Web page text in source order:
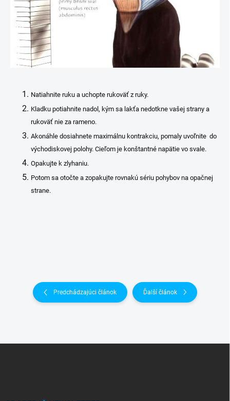
Natiahnite ruku a uchopte rukoväť z ruky.
Kladku potiahnite nadol, kým sa lakťa nedotkne vašej strany a
rukoväť nie za rameno.
Akonáhle dosiahnete maximálnu kontrakciu, pomaly uvoľnite do
východiskovej polohy. Cieľom je konštantné napätie vo svale.
Opakujte k zlyhaniu.
Potom sa otočte a zopakujte rovnakú sériu pohybov na opačnej
strane.
Predchádzajúci článok Ďalší článok